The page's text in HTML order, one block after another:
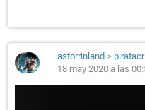
astorrinland >
18 may 2020 a las